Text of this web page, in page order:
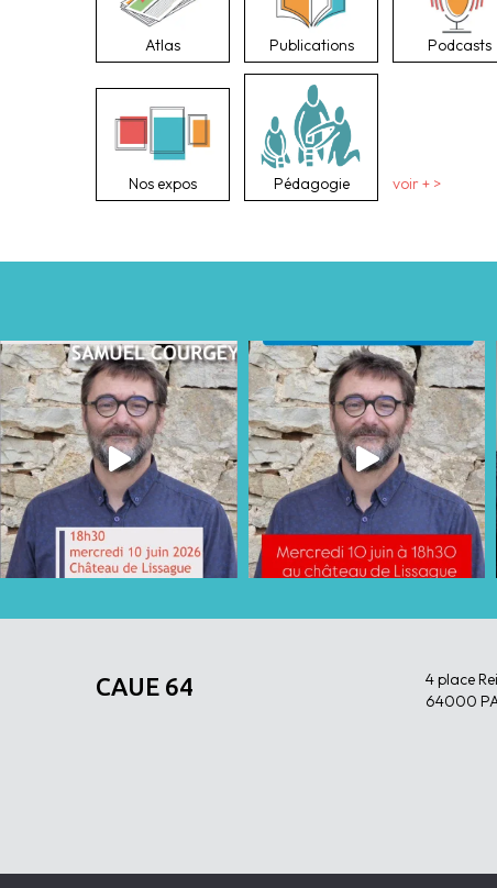
Atlas Publications Podcasts
Nos expos Pédagogie voir + >
CAUE 64
4 place
64000